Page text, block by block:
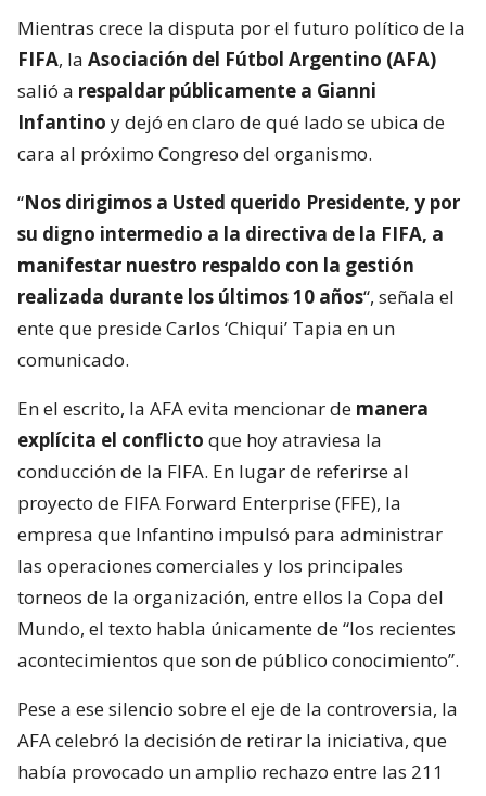
Mientras crece la disputa por el futuro político de la
FIFA, la Asociación del Fútbol Argentino (AFA)
salió a respaldar públicamente a Gianni
Infantino y dejó en claro de qué lado se ubica de
cara al próximo Congreso del organismo.
“Nos dirigimos a Usted querido Presidente, y por
su digno intermedio a la directiva de la FIFA, a
manifestar nuestro respaldo con la gestión
realizada durante los últimos 10 años“, señala el
ente que preside Carlos ‘Chiqui’ Tapia en un
comunicado.
En el escrito, la AFA evita mencionar de manera
explícita el conflicto que hoy atraviesa la
conducción de la FIFA. En lugar de referirse al
proyecto de FIFA Forward Enterprise (FFE), la
empresa que Infantino impulsó para administrar
las operaciones comerciales y los principales
torneos de la organización, entre ellos la Copa del
Mundo, el texto habla únicamente de “los recientes
acontecimientos que son de público conocimiento”.
Pese a ese silencio sobre el eje de la controversia, la
AFA celebró la decisión de retirar la iniciativa, que
había provocado un amplio rechazo entre las 211